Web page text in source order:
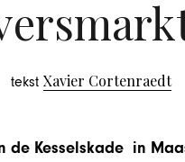
tekstXavier Cortenraedt
de Kesselskade in